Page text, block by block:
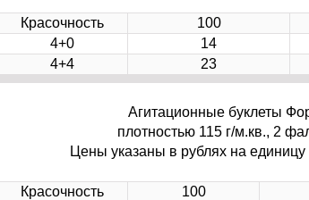
Красочность 100
4+0
14
4+4
23
Агитационные буклеты
плотностью 115 г/м.кв., 2
Цены указаны в рублях на
Красочность 100